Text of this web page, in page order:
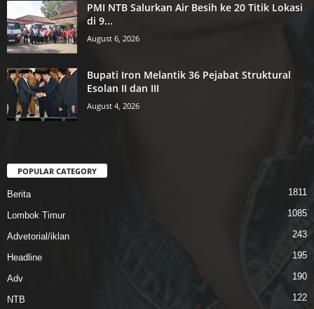
PMI NTB Salurkan Air Besih ke 20 Titik Lokasi
di 9...
August 6, 2026
Bupati Iron Melantik 36 Pejabat Struktural
Esolan II dan III
August 4, 2026
POPULAR CATEGORY
Berita 1811
Lombok Timur 1085
Advetorial/iklan 243
Headline 195
Adv 190
NTB 122